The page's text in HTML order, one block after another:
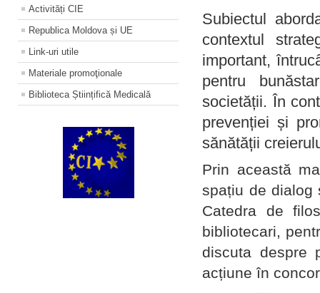
Activități CIE
Republica Moldova și UE
Link-uri utile
Materiale promoţionale
Biblioteca Științifică Medicală
Subiectul
contextul
important,
pentru
societății. În
prevenției și
sănătății
Prin această
spațiu de dialog
Catedra de
bibliotecari,
discuta despre
acțiune în